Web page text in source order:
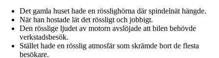
Det gamla huset hade en rösslighörna där spindelnät hängde.
När han hostade lät det rössligt och jobbigt.
Den rösslige ljudet av motorn avslöjade att bilen behövde
verkstadsbesök.
Stället hade en rösslig atmosfär som skrämde bort de flesta
besökare.